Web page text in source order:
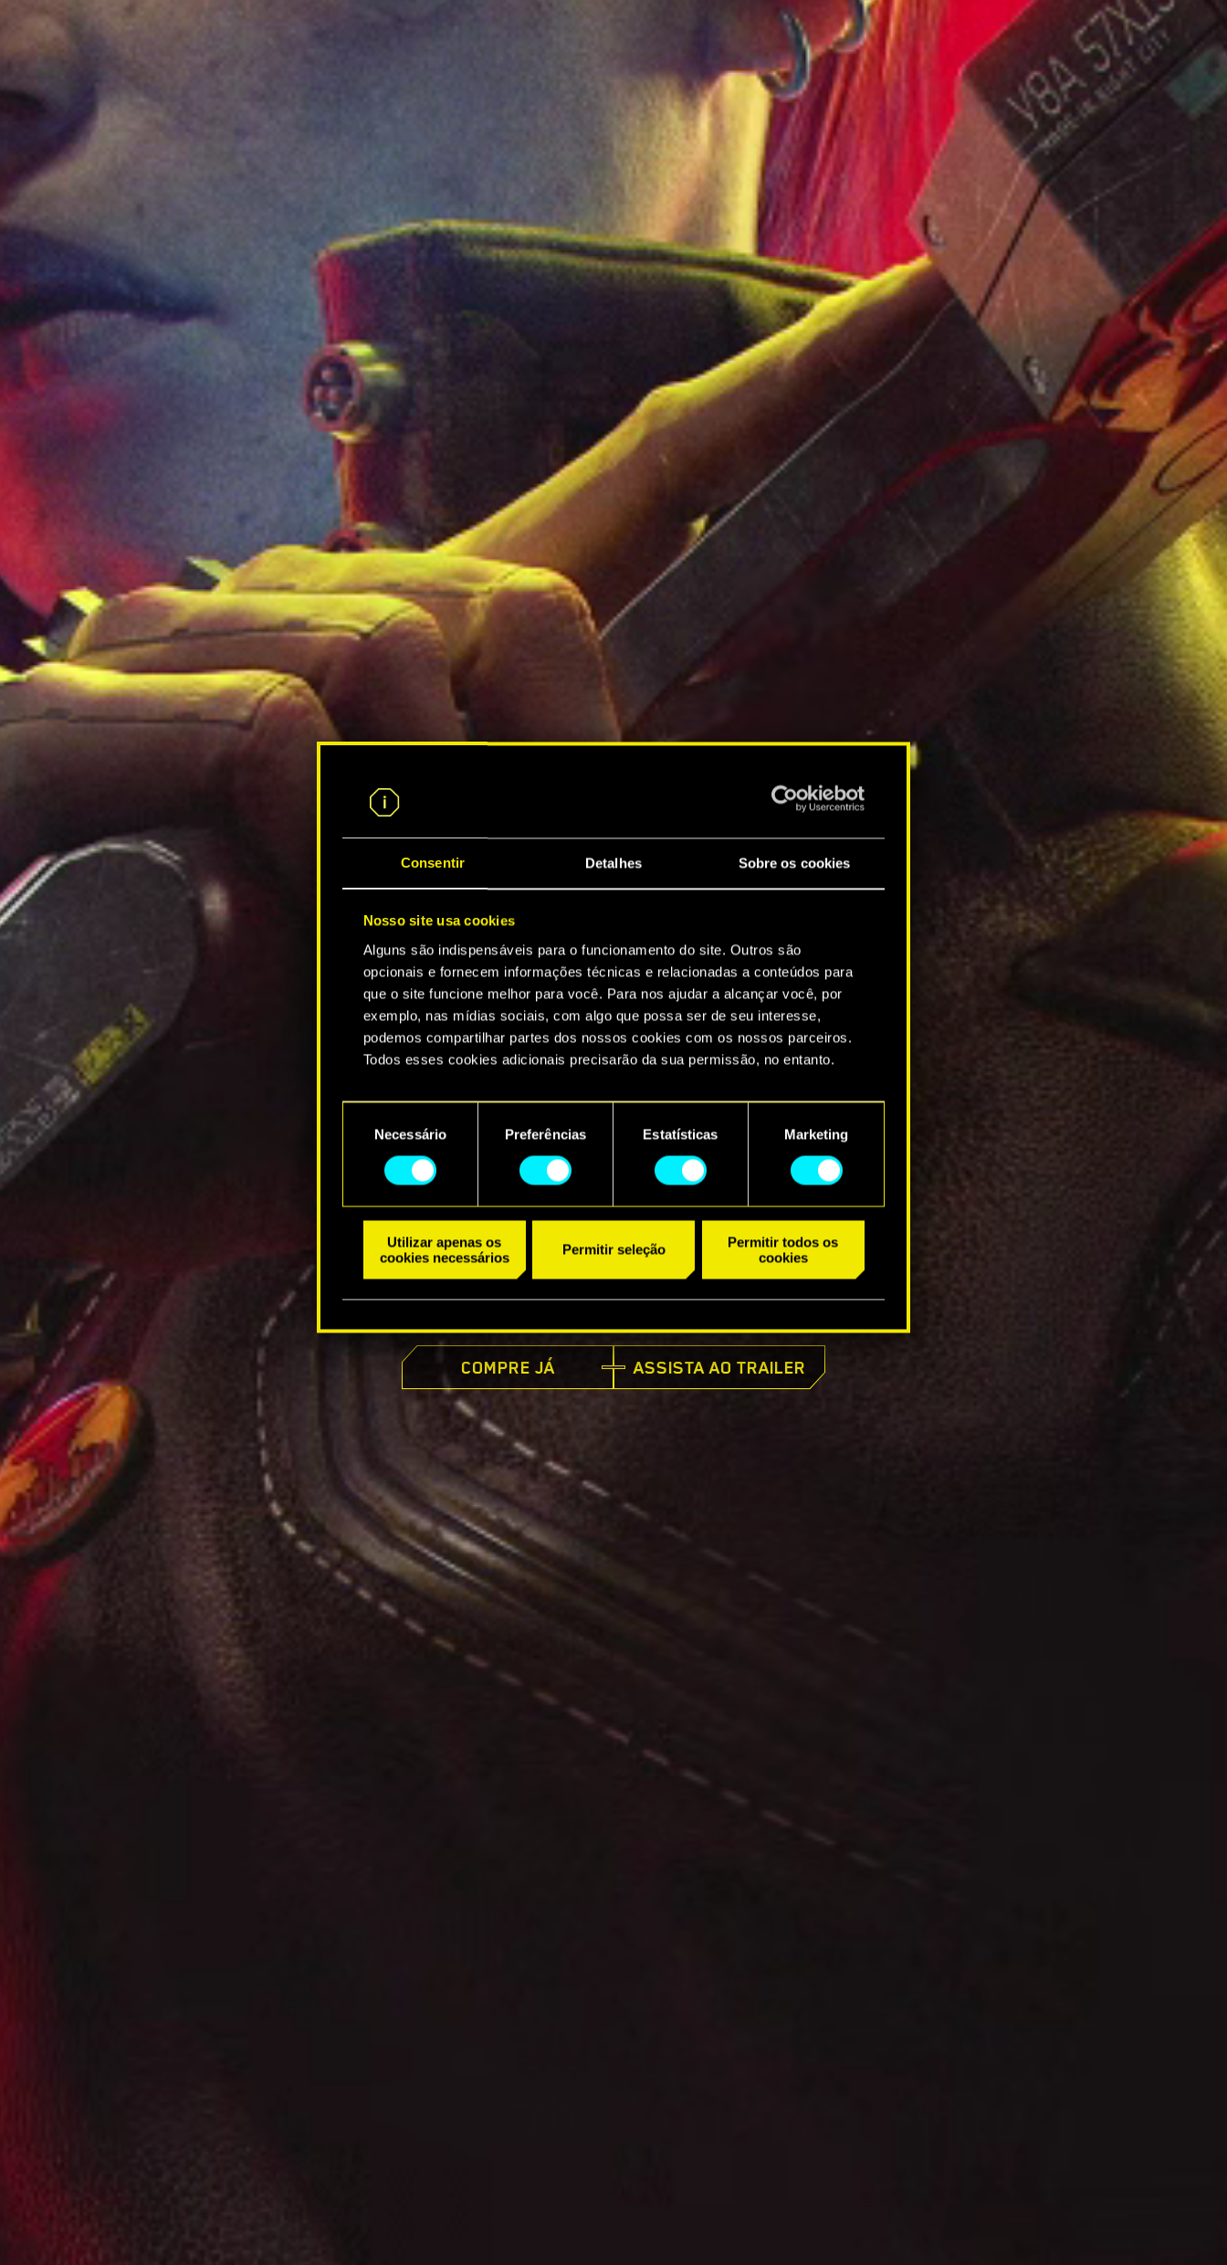
Consentir Detalhes Sobre os cookies
Nosso site usa cookies
Alguns são indispensáveis para o funcionamento do site. Outros são
opcionais e fornecem informações técnicas e relacionadas a conteúdos para
que o site funcione melhor para você. Para nos ajudar a alcançar você, por
exemplo, nas mídias sociais, com algo que possa ser de seu interesse,
podemos compartilhar partes dos nossos cookies com os nossos parceiros.
Todos esses cookies adicionais precisarão da sua permissão, no entanto.
Você encontrará todos os detalhes sobre o uso de cookies e poderá ajustar as
suas preferências no menu "Configurações" abaixo.
consentimento
Necessário Preferências Estatísticas Marketing
Utilizar apenas os
cookies necessários
Permitir seleção
Permitir todos os
cookies
JÁ DISPONÍVEL
COMPRE JÁ ASSISTA AO TRAILER